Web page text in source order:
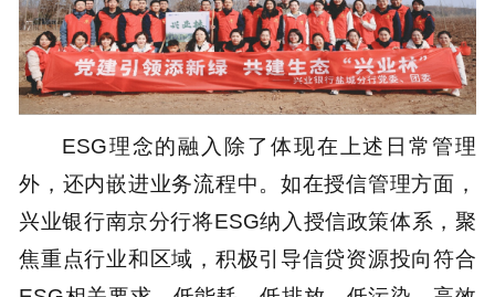
ESG理念的融入除了体现在上述日常管理
外，还内嵌进业务流程中。如在授信管理方面，
兴业银行南京分行将ESG纳入授信政策体系，聚
焦重点行业和区域，积极引导信贷资源投向符合